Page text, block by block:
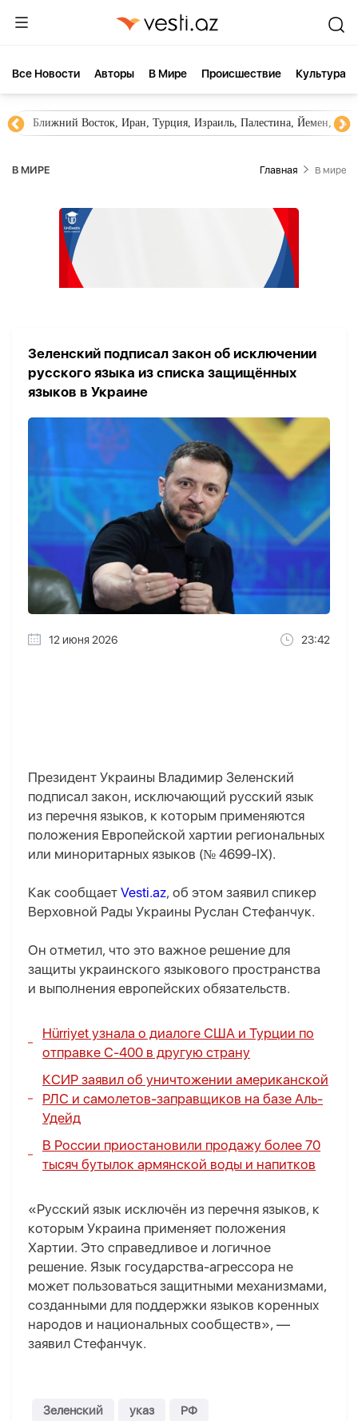
Все Новости Aвторы В Мире Происшествие Культура
Ближний Восток, Иран, Турция, Израиль, Палестина, Йемен,
В МИРЕ Главная В мире
Зеленский подписал закон об исключении
русского языка из списка защищённых
языков в Украине
12 июня 2026 23:42
Президент Украины Владимир Зеленский
подписал закон, исключающий русский язык
из перечня языков, к которым применяются
положения Европейской хартии региональных
или миноритарных языков (№ 4699-IX).
Как сообщает Vesti.az, об этом заявил спикер
Верховной Рады Украины Руслан Стефанчук.
Он отметил, что это важное решение для
защиты украинского языкового пространства
и выполнения европейских обязательств.
Hürriyet узнала о диалоге США и Турции по
отправке С-400 в другую страну
КСИР заявил об уничтожении американской
РЛС и самолетов-заправщиков на базе Аль-
Удейд
В России приостановили продажу более 70
тысяч бутылок армянской воды и напитков
«Русский язык исключён из перечня языков, к
которым Украина применяет положения
Хартии. Это справедливое и логичное
решение. Язык государства-агрессора не
может пользоваться защитными механизмами,
созданными для поддержки языков коренных
народов и национальных сообществ», —
заявил Стефанчук.
Зеленский указ РФ